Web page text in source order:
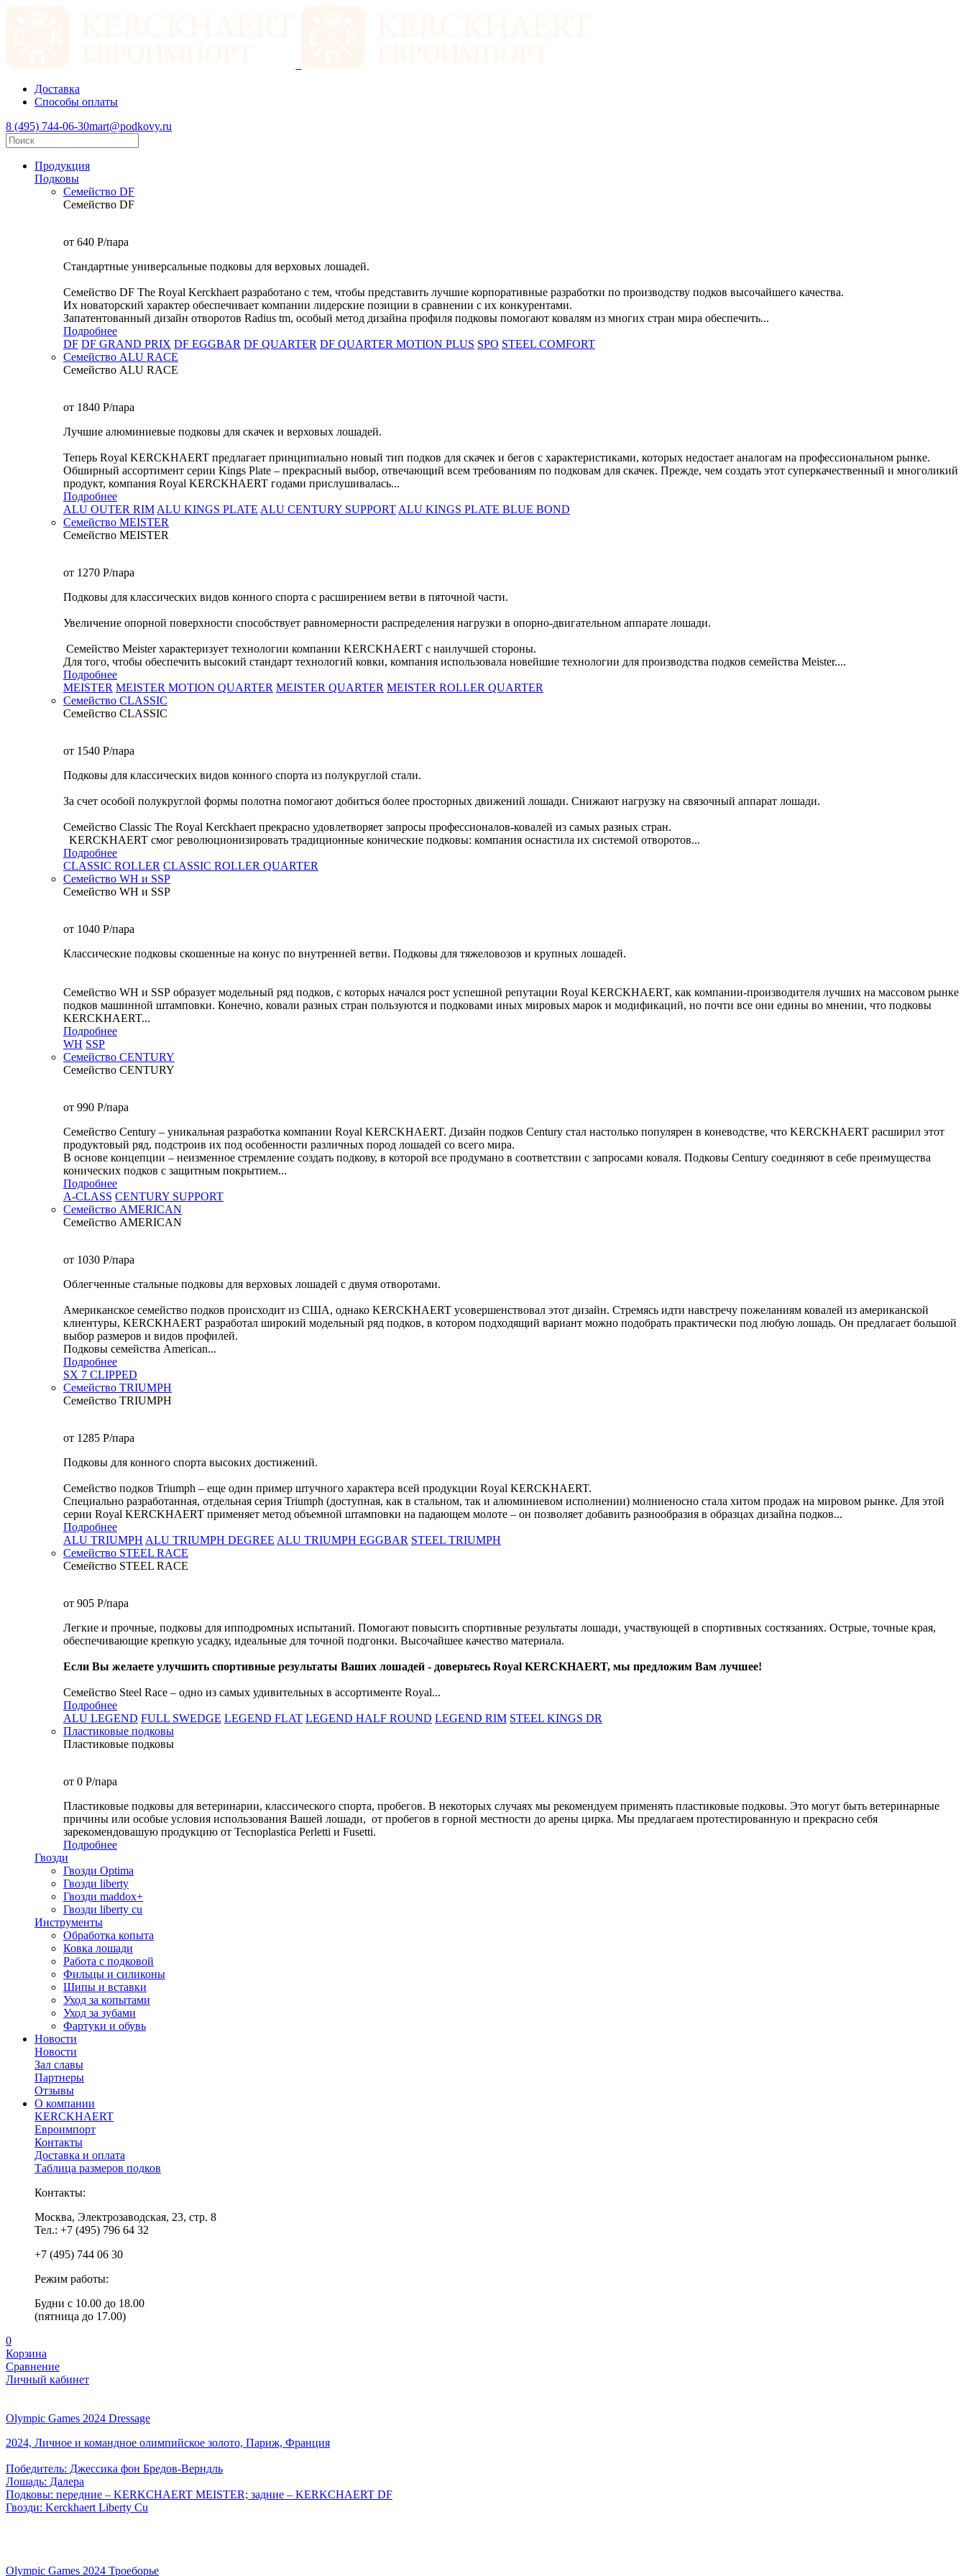
Доставка
Способы оплаты
8 (495) 744-06-30mart@podkovy.ru
Продукция
Подковы
Семейство DF
Семейство DF
от 640 P/пара
Стандартные универсальные подковы для верховых лошадей.
Семейство DF The Royal Kerckhaert разработано с тем, чтобы представить лучшие корпоративные разработки по производству подков высочайшего качества.
Их новаторский характер обеспечивает компании лидерские позиции в сравнении с их конкурентами.
Запатентованный дизайн отворотов Radius tm, особый метод дизайна профиля подковы помогают ковалям из многих стран мира обеспечить...
Подробнее
DF DF GRAND PRIX DF EGGBAR DF QUARTER DF QUARTER MOTION PLUS SPO STEEL COMFORT
Семейство ALU RACE
Семейство ALU RACE
от 1840 P/пара
Лучшие алюминиевые подковы для скачек и верховых лошадей.
Теперь Royal KERCKHAERT предлагает принципиально новый тип подков для скачек и бегов с характеристиками, которых недостает аналогам на профессиональном рынке.
Обширный ассортимент серии Kings Plate – прекрасный выбор, отвечающий всем требованиям по подковам для скачек. Прежде, чем создать этот суперкачественный и многоликий
продукт, компания Royal KERCKHAERT годами прислушивалась...
Подробнее
ALU OUTER RIM ALU KINGS PLATE ALU CENTURY SUPPORT ALU KINGS PLATE BLUE BOND
Семейство МEISTER
Семейство МEISTER
от 1270 P/пара
Подковы для классических видов конного спорта с расширением ветви в пяточной части.
Увеличение опорной поверхности способствует равномерности распределения нагрузки в опорно-двигательном аппарате лошади.
Семейство Meister характеризует технологии компании KERCKHAERT с наилучшей стороны.
Для того, чтобы обеспечить высокий стандарт технологий ковки, компания использовала новейшие технологии для производства подков семейства Meister....
Подробнее
MEISTER MEISTER MOTION QUARTER MEISTER QUARTER MEISTER ROLLER QUARTER
Семейство CLASSIC
Семейство CLASSIC
от 1540 P/пара
Подковы для классических видов конного спорта из полукруглой стали.
За счет особой полукруглой формы полотна помогают добиться более просторных движений лошади. Снижают нагрузку на связочный аппарат лошади.
Семейство Classic The Royal Kerckhaert прекрасно удовлетворяет запросы профессионалов-ковалей из самых разных стран.
KERCKHAERT смог революционизировать традиционные конические подковы: компания оснастила их системой отворотов...
Подробнее
CLASSIC ROLLER CLASSIC ROLLER QUARTER
Семейство WH и SSP
Семейство WH и SSP
от 1040 P/пара
Классические подковы скошенные на конус по внутренней ветви. Подковы для тяжеловозов и крупных лошадей.
Семейство WH и SSP образует модельный ряд подков, с которых начался рост успешной репутации Royal KERCKHAERT, как компании-производителя лучших на массовом рынке
подков машинной штамповки. Конечно, ковали разных стран пользуются и подковами иных мировых марок и модификаций, но почти все они едины во мнении, что подковы
KERCKHAERT...
Подробнее
WH SSP
Семейство CENTURY
Семейство CENTURY
от 990 P/пара
Семейство Century – уникальная разработка компании Royal KERCKHAERT. Дизайн подков Century стал настолько популярен в коневодстве, что KERCKHAERT расширил этот
продуктовый ряд, подстроив их под особенности различных пород лошадей со всего мира.
В основе концепции – неизменное стремление создать подкову, в которой все продумано в соответствии с запросами коваля. Подковы Century cоединяют в себе преимущества
конических подков с защитным покрытием...
Подробнее
A-CLASS CENTURY SUPPORT
Семейство AMERICAN
Семейство AMERICAN
от 1030 P/пара
Облегченные стальные подковы для верховых лошадей с двумя отворотами.
Американское семейство подков происходит из США, однако KERCKHAERT усовершенствовал этот дизайн. Стремясь идти навстречу пожеланиям ковалей из американской
клиентуры, KERCKHAERT разработал широкий модельный ряд подков, в котором подходящий вариант можно подобрать практически под любую лошадь. Он предлагает большой
выбор размеров и видов профилей.
Подковы семейства American...
Подробнее
SX 7 CLIPPED
Семейство TRIUMPH
Семейство TRIUMPH
от 1285 P/пара
Подковы для конного спорта высоких достижений.
Семейство подков Triumph – еще один пример штучного характера всей продукции Royal KERCKHAERT.
Специально разработанная, отдельная серия Triumph (доступная, как в стальном, так и алюминиевом исполнении) молниеносно стала хитом продаж на мировом рынке. Для этой
серии Royal KERCKHAERT применяет метод объемной штамповки на падающем молоте – он позволяет добавить разнообразия в образцах дизайна подков...
Подробнее
ALU TRIUMPH ALU TRIUMPH DEGREE ALU TRIUMPH EGGBAR STEEL TRIUMPH
Семейство STEEL RACE
Семейство STEEL RACE
от 905 P/пара
Легкие и прочные, подковы для ипподромных испытаний. Помогают повысить спортивные результаты лошади, участвующей в спортивных состязаниях. Острые, точные края,
обеспечивающие крепкую усадку, идеальные для точной подгонки. Высочайшее качество материала.
Если Вы желаете улучшить спортивные результаты Ваших лошадей - доверьтесь Royal KERCKHAERT, мы предложим Вам лучшее!
Семейство Steel Race – одно из самых удивительных в ассортименте Royal...
Подробнее
ALU LEGEND FULL SWEDGE LEGEND FLAT LEGEND HALF ROUND LEGEND RIM STEEL KINGS DR
Пластиковые подковы
Пластиковые подковы
от 0 P/пара
Пластиковые подковы для ветеринарии, классического спорта, пробегов. В некоторых случаях мы рекомендуем применять пластиковые подковы. Это могут быть ветеринарные
причины или особые условия использования Вашей лошади, от пробегов в горной местности до арены цирка. Мы предлагаем протестированную и прекрасно себя
зарекомендовашую продукцию от Tecnoplastica Perletti и Fusetti.
Подробнее
Гвозди
Гвозди Optima
Гвозди liberty
Гвозди maddox+
Гвозди liberty cu
Инструменты
Обработка копыта
Ковка лошади
Работа с подковой
Фильцы и силиконы
Шипы и вставки
Уход за копытами
Уход за зубами
Фартуки и обувь
Новости
Новости
Зал славы
Партнеры
Отзывы
О компании
KERCKHAERT
Евроимпорт
Контакты
Доставка и оплата
Таблица размеров подков
Контакты:
Москва, Электрозаводская, 23, стр. 8
Тел.: +7 (495) 796 64 32
+7 (495) 744 06 30
Режим работы:
Будни с 10.00 до 18.00
(пятница до 17.00)
0
Корзина
Сравнение
Личный кабинет
Olympic Games 2024 Dressage
2024, Личное и командное олимпийское золото, Париж, Франция
Победитель: Джессика фон Бредов-Верндль
Лошадь: Далера
Подковы: передние – KERKCHAERT MEISTER; задние – KERKCHAERT DF
Гвозди: Kerckhaert Liberty Cu
Olympic Games 2024 Троеборье